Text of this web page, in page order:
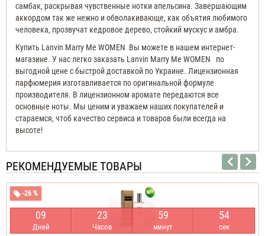
самбак, раскрывая чувственные нотки апельсина. Завершающим
аккордом так же нежно и обволакивающе, как объятия любимого
человека, прозвучат кедровое дерево, стойкий мускус и амбра.
Купить Lanvin Marry Me WOMEN Вы можете в нашем интернет-
магазине. У нас легко заказать Lanvin Marry Me WOMEN
по
выгодной цене с быстрой доставкой по Украине. Лицензионная
парфюмерия изготавливается по оригинальной формуле
производителя. В лицензионном аромате передаются все
основные ноты. Мы ценим и уважаем наших покупателей и
стараемся, чтоб качество сервиса и товаров были всегда на
высоте!
РЕКОМЕНДУЕМЫЕ ТОВАРЫ
-26 %
09
Дней
23
Часов
59
минут
54
сек